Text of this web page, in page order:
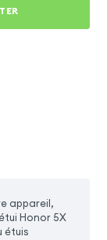
appareil,
Honor 5X
étuis